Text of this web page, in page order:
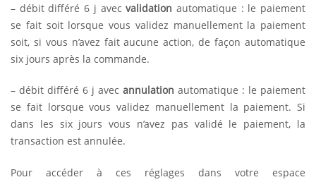
– débit différé 6 j avecvalidation automatique : le paiement
se fait soit lorsque vous validez manuellement la paiement
soit, si vous n’avez fait aucune action, de façon automatique
six jours après la commande.
– débit différé 6 j avec annulation automatique : le paiement
se fait lorsque vous validez manuellement la paiement. Si
dans les six jours vous n’avez pas validé le paiement, la
transaction est annulée.
Pour accéder à ces réglages dans votre espace